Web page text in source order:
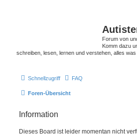
Forum von
Komm dazu
schreiben, lesen, lernen und verstehen, alles was
Schnellzugriff FAQ
Foren-Übersicht
Information
Dieses Board ist leider momentan nicht